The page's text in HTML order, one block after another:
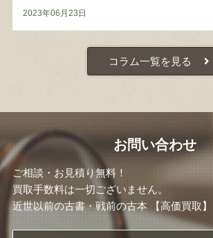
2023年06月23日
コラム一覧を見る
お問い合わせ
ご相談・お見積り無料！
買取手数料は一切ございません。
近世以前の古書・戦前の古本 【高価買取】